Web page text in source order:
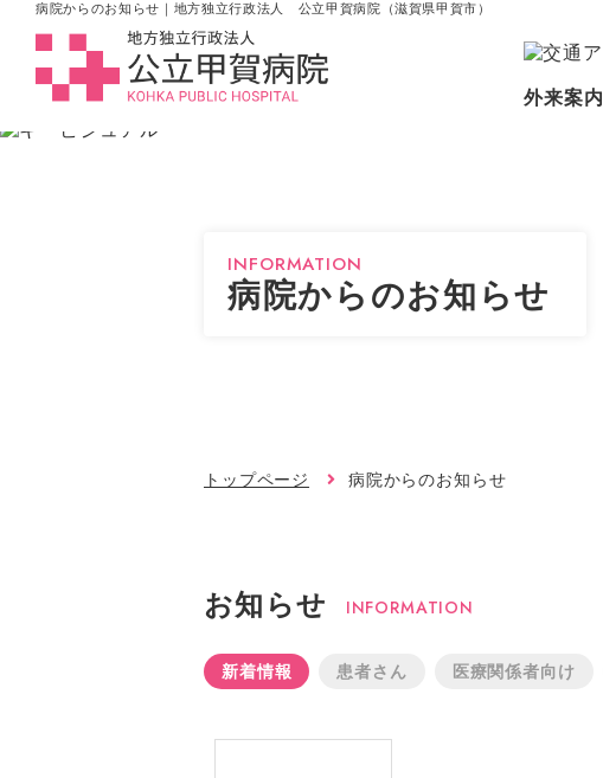
病院からのお知らせ｜地方独立行政法人 公立甲賀病院（滋賀県甲賀市）
外来案内
INFORMATION
病院からのお知らせ
トップページ 病院からのお知らせ
お知らせ INFORMATION
新着情報 患者さん 医療関係者向け